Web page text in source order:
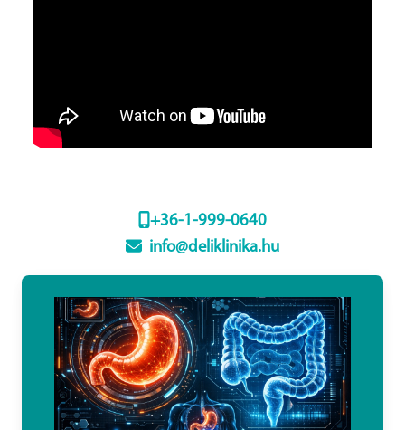
+36-1-999-0640
info@deliklinika.hu